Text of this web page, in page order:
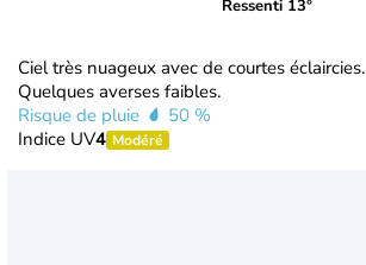
Ressenti 13°
Ciel très nuageux avec de courtes éclaircies.
Quelques averses faibles.
Risque de pluie
50 %
Indice UV4 Modéré